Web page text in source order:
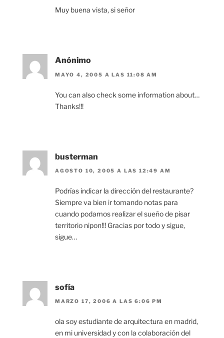
Muy buena vista, si señor
Anónimo
MAYO 4, 2005 A LAS 11:08 AM
You can also check some information about…
Thanks!!!
busterman
AGOSTO 10, 2005 A LAS 12:49 AM
Podrías indicar la dirección del restaurante?
Siempre va bien ir tomando notas para
cuando podamos realizar el sueño de pisar
territorio nipon!!! Gracias por todo y sigue,
sigue…
sofía
MARZO 17, 2006 A LAS 6:06 PM
ola soy estudiante de arquitectura en madrid,
en mi universidad y con la colaboración del